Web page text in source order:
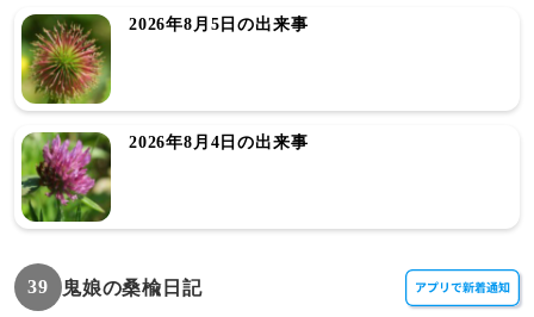
2026年8月5日の出来事
2026年8月4日の出来事
39 鬼娘の桑楡日記